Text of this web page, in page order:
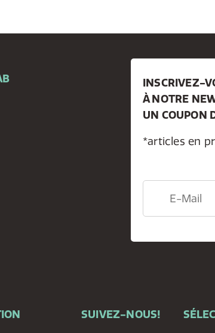
INSCRIVEZ-
À NOTRE
UN COUPON
*articles en
SUIVEZ-NOUS!